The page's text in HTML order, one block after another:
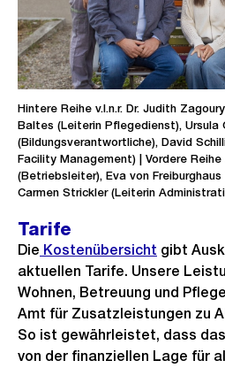
Hintere Reihe v.l.n.r. Dr. Judith
Baltes (Leiterin Pflegedienst), Ursula
(Bildungsverantwortliche), David
Facility Management) | Vordere Reihe
(Betriebsleiter), Eva von
Carmen Strickler (Leiterin
Tarife
Die Kostenübersicht gibt
aktuellen Tarife. Unsere
Wohnen, Betreuung und
Amt für Zusatzleistungen zu
So ist gewährleistet, dass
von der finanziellen Lage für